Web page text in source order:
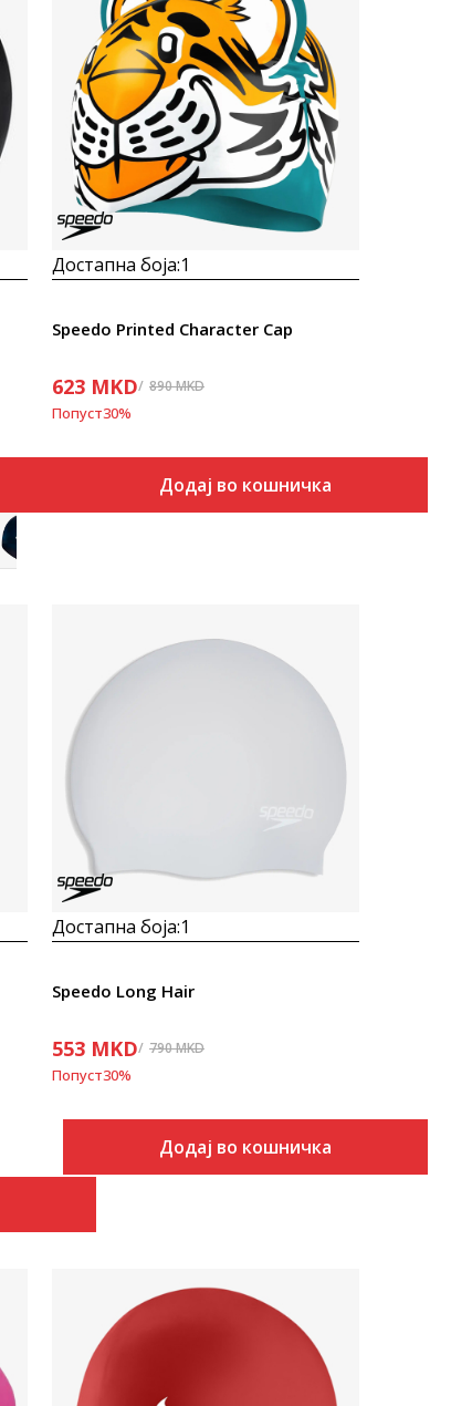
Uporedi
Достапна боја:1
Speedo Printed Character Cap
623 MKD 890MKD
Попуст30%
Додај во кошничка
Достапна боја:1
Speedo Long Hair
553 MKD 790MKD
Попуст30%
Додај во кошничка